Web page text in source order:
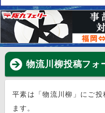
物流川柳投稿フォ
平素は「物流川柳」にご
ます。